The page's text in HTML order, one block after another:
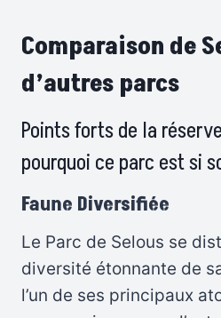
Comparaison de
d’autres parcs
Points forts de la
pourquoi ce parc est si
Faune Diversifiée
Le Parc de Selous se
diversité étonnante de
l’un de ses principaux